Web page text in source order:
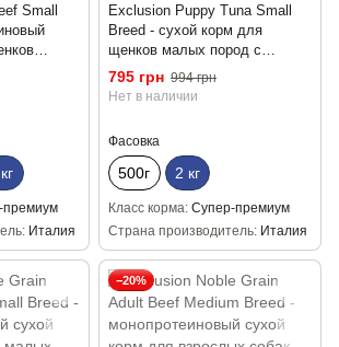
Small
2 кг
премиум
Италия
Exclusion Puppy Tuna Small
Breed - сухой корм для
щенков малых пород с
тунцом 2 кг
795 грн 994 грн
Нет в наличии
Фасовка
500г 2 кг
Класс корма Супер-премиум
Страна производитель Италия
−20%